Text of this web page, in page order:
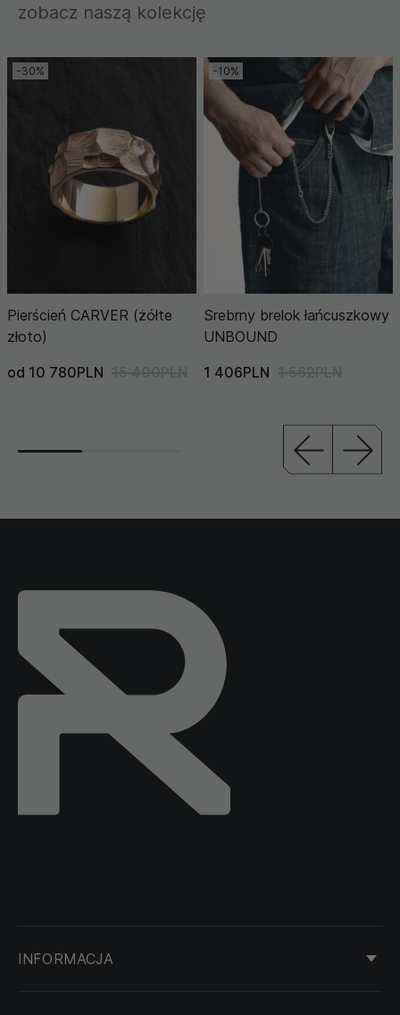
zobacz naszą kolekcję
-30%
Pierścień CARVER (żółte
złoto)
od 10 780PLN 15 400PLN
-10%
Srebrny brelok łańcuszkowy
UNBOUND
1 406PLN 1 562PLN
INFORMACJA